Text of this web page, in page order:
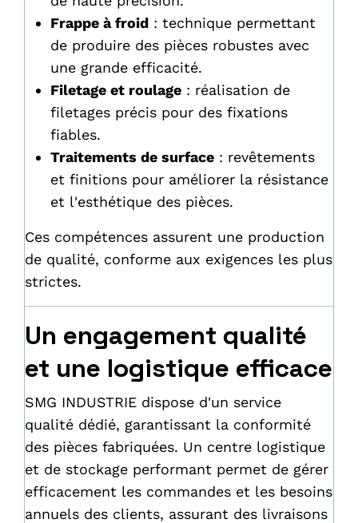
Frappe à froid : technique permettant
de produire des pièces robustes avec
une grande efficacité.
Filetage et roulage : réalisation de
filetages précis pour des fixations
fiables.
Traitements de surface : revêtements
et finitions pour améliorer la résistance
et l'esthétique des pièces.
Ces compétences assurent une production
de qualité, conforme aux exigences les plus
strictes.
Un engagement qualité
et une logistique efficace
SMG INDUSTRIE dispose d'un service
qualité dédié, garantissant la conformité
des pièces fabriquées. Un centre logistique
et de stockage performant permet de gérer
efficacement les commandes et les besoins
annuels des clients, assurant des livraisons